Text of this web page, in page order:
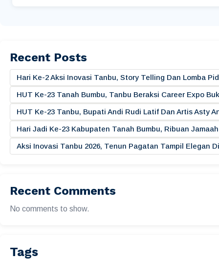
Recent Posts
Hari Ke-2 Aksi Inovasi Tanbu, Story Telling Dan Lomba
HUT Ke-23 Tanah Bumbu, Tanbu Beraksi Career Expo
HUT Ke-23 Tanbu, Bupati Andi Rudi Latif Dan Artis Asty
Hari Jadi Ke-23 Kabupaten Tanah Bumbu, Ribuan
Aksi Inovasi Tanbu 2026, Tenun Pagatan Tampil Elegan
Recent Comments
No comments to show.
Tags